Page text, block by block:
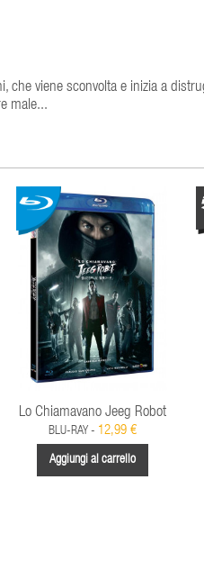
che viene sconvolta e inizia a
male...
Lo Chiamavano Jeeg Robot
BLU-RAY - 12,99 €
Aggiungi al carrello